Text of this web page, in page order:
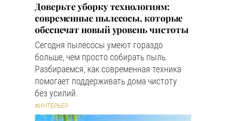
Доверьте уборку технологиям:
современные пылесосы, которые
обеспечат новый уровень чистоты
Сегодня пылесосы умеют гораздо
больше, чем просто собирать пыль.
Разбираемся, как современная техника
помогает поддерживать дома чистоту
без усилий.
#ИНТЕРЬЕР